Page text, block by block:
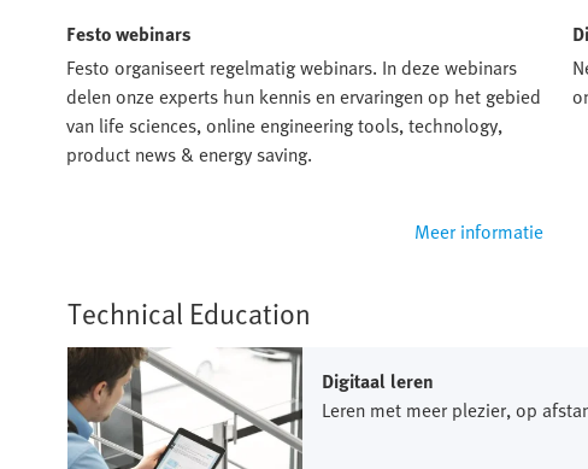
Festo webinars
Festo organiseert regelmatig webinars. In deze webinars
delen onze experts hun kennis en ervaringen op het gebied
van life sciences, online engineering tools, technology,
product news & energy saving.
Meer informatie
Technical Education
Digitaal leren
Leren met meer plezier, op